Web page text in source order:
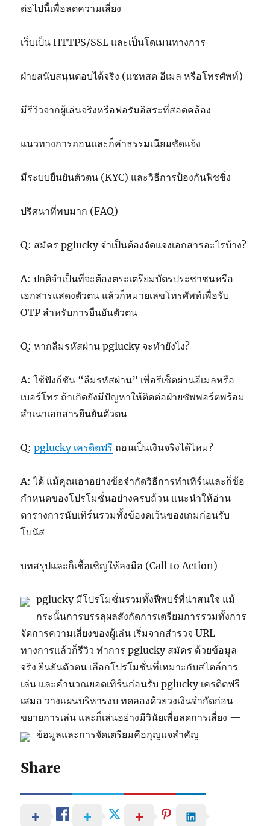
ต่อไปนี้เพื่อลดความเสี่ยง
เว็บเป็น HTTPS/SSL และเป็นโดเมนทางการ
ฝ่ายสนับสนุนตอบได้จริง (แชทสด อีเมล หรือโทรศัพท์)
มีรีวิวจากผู้เล่นจริงหรือฟอรัมอิสระที่สอดคล้อง
แนวทางการถอนและก็ค่าธรรมเนียมชัดแจ้ง
มีระบบยืนยันตัวตน (KYC) และวิธีการป้องกันฟิชชิ่ง
ปริศนาที่พบมาก (FAQ)
Q: สมัคร pglucky จำเป็นต้องจัดแจงเอกสารอะไรบ้าง?
A: ปกติจำเป็นที่จะต้องตระเตรียมบัตรประชาชนหรือ
เอกสารแสดงตัวตน แล้วก็หมายเลขโทรศัพท์เพื่อรับ
OTP สำหรับการยืนยันตัวตน
Q: หากลืมรหัสผ่าน pglucky จะทำยังไง?
A: ใช้ฟังก์ชัน “ลืมรหัสผ่าน” เพื่อรีเซ็ตผ่านอีเมลหรือ
เบอร์โทร ถ้าเกิดยังมีปัญหาให้ติดต่อฝ่ายซัพพอร์ตพร้อม
สำเนาเอกสารยืนยันตัวตน
Q:pglucky เครดิตฟรี ถอนเป็นเงินจริงได้ไหม?
A: ได้ แม้คุณเอาอย่างข้อจำกัดวิธีการทำเทิร์นและก็ข้อ
กำหนดของโปรโมชั่นอย่างครบถ้วน แนะนำให้อ่าน
ตารางการนับเทิร์นรวมทั้งข้องดเว้นของเกมก่อนรับ
โบนัส
บทสรุปและก็เชื้อเชิญให้ลงมือ (Call to Action)
pglucky มีโปรโมชั่นรวมทั้งฟีพบร์ที่น่าสนใจ แม้
กระนั้นการบรรลุผลสังกัดการเตรียมการรวมทั้งการ
จัดการความเสี่ยงของผู้เล่น เริ่มจากสำรวจ URL
ทางการแล้วก็รีวิว ทำการ pglucky สมัคร ด้วยข้อมูล
จริง ยืนยันตัวตน เลือกโปรโมชั่นที่เหมาะกับสไตล์การ
เล่น และคำนวณยอดเทิร์นก่อนรับ pglucky เครดิตฟรี
เสมอ วางแผนบริหารงบ ทดลองด้วยวงเงินจำกัดก่อน
ขยายการเล่น และก็เล่นอย่างมีวินัยเพื่อลดการเสี่ยง —
ข้อมูลและการจัดเตรียมคือกุญแจสำคัญ
Share